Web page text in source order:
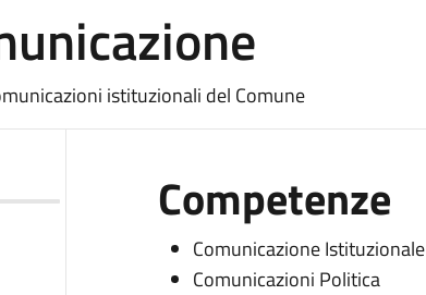
istituzionali del Comune
Competenze
Comunicazione Istituzionale
Comunicazioni Politica